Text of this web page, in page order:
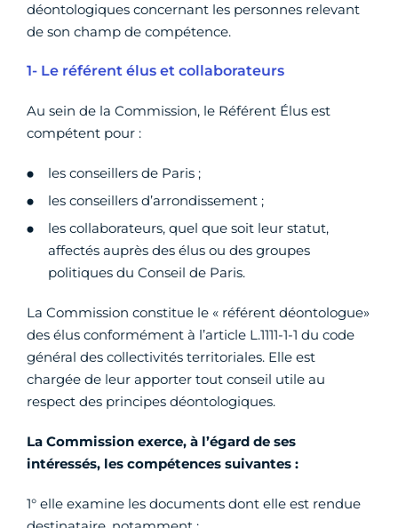
déontologiques concernant les personnes relevant
de son champ de compétence.
1- Le référent élus et collaborateurs
Au sein de la Commission, le Référent Élus est
compétent pour :
les conseillers de Paris ;
les conseillers d’arrondissement ;
les collaborateurs, quel que soit leur statut,
affectés auprès des élus ou des groupes
politiques du Conseil de Paris.
La Commission constitue le « référent déontologue»
des élus conformément à l’article L.1111-1-1 du code
général des collectivités territoriales. Elle est
chargée de leur apporter tout conseil utile au
respect des principes déontologiques.
La Commission exerce, à l’égard de ses
intéressés, les compétences suivantes :
1° elle examine les documents dont elle est rendue